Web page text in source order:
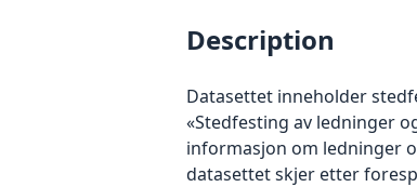
Description
Datasettet inneholder
«Stedfesting av ledninger
informasjon om ledninger
datasettet skjer etter